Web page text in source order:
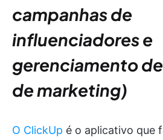
campanhas de
influenciadores e
gerenciamento
de marketing)
O ClickUp é o aplicativo que